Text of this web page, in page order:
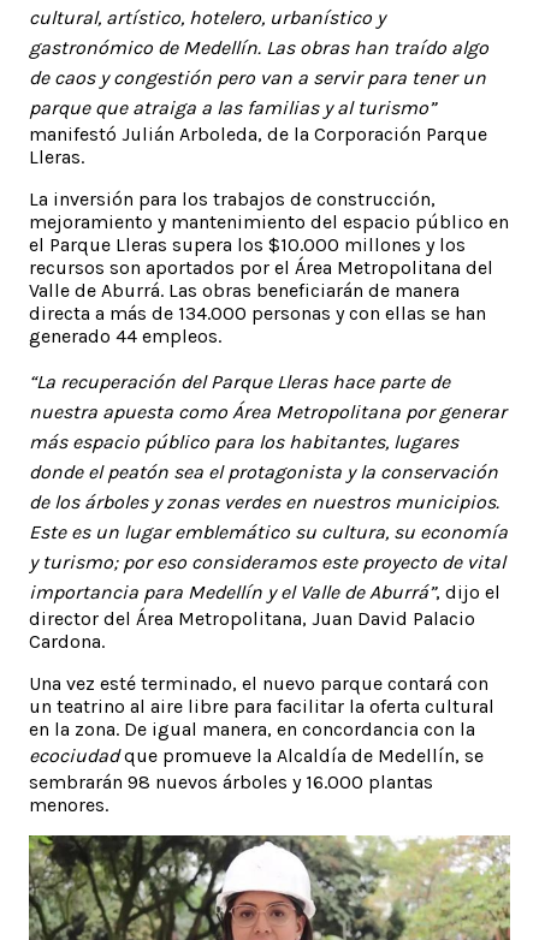
cultural, artístico, hotelero, urbanístico y
gastronómico de Medellín. Las obras han traído algo
de caos y congestión pero van a servir para tener un
parque que atraiga a las familias y al turismo”
manifestó Julián Arboleda, de la Corporación Parque
Lleras.
La inversión para los trabajos de construcción,
mejoramiento y mantenimiento del espacio público en
el Parque Lleras supera los $10.000 millones y los
recursos son aportados por el Área Metropolitana del
Valle de Aburrá. Las obras beneficiarán de manera
directa a más de 134.000 personas y con ellas se han
generado 44 empleos.
“La recuperación del Parque Lleras hace parte de
nuestra apuesta como Área Metropolitana por generar
más espacio público para los habitantes, lugares
donde el peatón sea el protagonista y la conservación
de los árboles y zonas verdes en nuestros municipios.
Este es un lugar emblemático su cultura, su economía
y turismo; por eso consideramos este proyecto de vital
importancia para Medellín y el Valle de Aburrá”, dijo el
director del Área Metropolitana, Juan David Palacio
Cardona.
Una vez esté terminado, el nuevo parque contará con
un teatrino al aire libre para facilitar la oferta cultural
en la zona. De igual manera, en concordancia con la
ecociudadque promueve la Alcaldía de Medellín, se
sembrarán 98 nuevos árboles y 16.000 plantas
menores.